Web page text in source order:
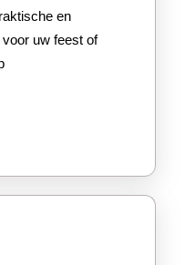
de
Easy
en
uw feest of